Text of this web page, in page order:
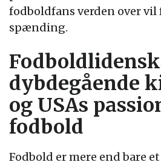
fodboldfans verden over vil
spænding.
dybdegående
og USAs
fodbold
Fodbold er mere end bare